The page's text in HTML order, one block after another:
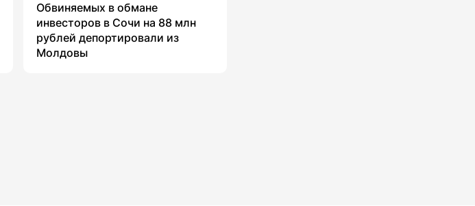
Обвиняемых в обмане
инвесторов в Сочи на 88 млн
рублей депортировали из
Молдовы